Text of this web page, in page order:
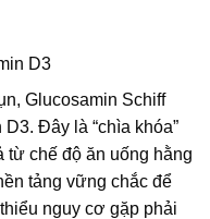
D3
Glucosamin Schiff
Đây là “chìa khóa”
từ chế độ ăn uống hằng
tảng vững chắc để
nguy cơ gặp phải